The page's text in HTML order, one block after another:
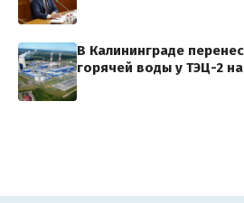
В Калининграде
горячей воды у ТЭЦ-2 на